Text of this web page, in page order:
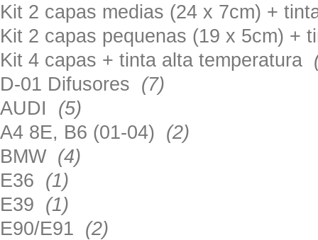
Kit 2 capas medias (24 x 7cm) +
Kit 2 capas pequenas (19 x 5cm) +
Kit 4 capas + tinta alta temperatura
D-01 Difusores (7)
AUDI (5)
A4 8E, B6 (01-04) (2)
BMW (4)
E36 (1)
E39 (1)
E90/E91 (2)